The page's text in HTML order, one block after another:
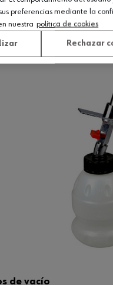
Ver
de vacío
preferencias mediante la
nuestra política de cookies
Rechazar